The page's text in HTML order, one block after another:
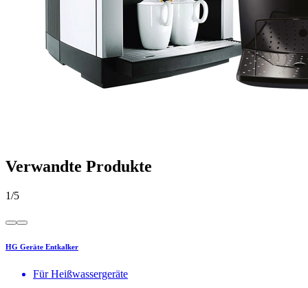
Verwandte Produkte
1/5
HG Geräte Entkalker
Für Heißwassergeräte